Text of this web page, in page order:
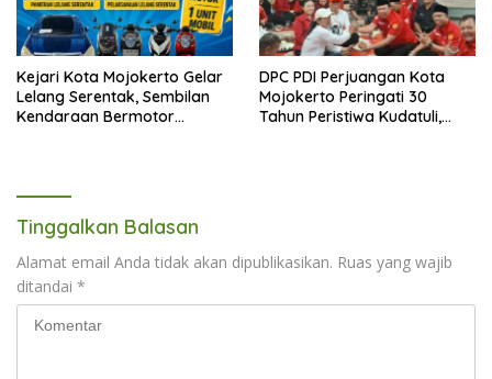
Kejari Kota Mojokerto Gelar
Lelang Serentak, Sembilan
Kendaraan Bermotor
DPC PDI Perjuangan Kota
Mojokerto Peringati 30
Tahun Peristiwa Kudatuli,
Tinggalkan Balasan
Alamat email Anda tidak akan dipublikasikan. Ruas yang wajib
ditandai *